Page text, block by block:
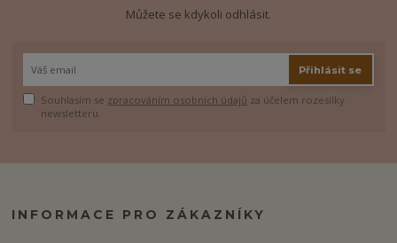
Můžete se kdykoli odhlásit.
Přihlásit se
Souhlasím se zpracováním osobních údajů za účelem rozesílky
newsletteru.
INFORMACE PRO ZÁKAZNÍKY